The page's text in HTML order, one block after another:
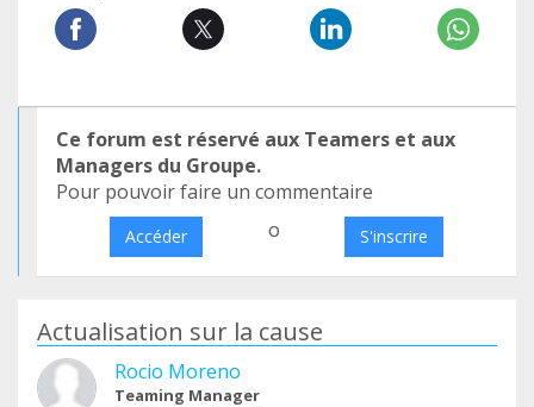
Ce forum est réservé aux Teamers et aux
Managers du Groupe.
Pour pouvoir faire un commentaire
Accéder o S'inscrire
Actualisation sur la cause
Rocio Moreno
Teaming Manager